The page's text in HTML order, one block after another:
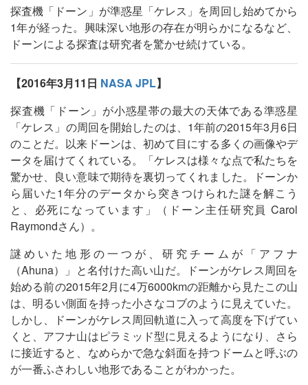
探査機「ドーン」が準惑星「ケレス」を周回し始めてから
1年が経った。興味深い地形の存在が明らかになるなど、
ドーンによる探査は研究者を驚かせ続けている。
【2016年3月11日 NASA JPL】
探査機「ドーン」が小惑星帯の最大の天体である準惑星
「ケレス」の周回を開始したのは、1年前の2015年3月6日
のことだ。以来ドーンは、初めて目にする多くの画像やデ
ータを届けてくれている。「ケレスは様々な点で私たちを
驚かせ、良い意味で期待を裏切ってくれました。ドーンか
ら届いた1年分のデータから突きつけられた謎を解こう
と、必死になっています」（ドーン主任研究員 Carol
Raymondさん）。
謎めいた地形の一つが、研究チームが「アフナ
（Ahuna）」と名付けた高い山だ。ドーンがケレス周回を
始める前の2015年2月に4万6000kmの距離から見たこの山
は、明るい側面を持った小さなコブのように見えていた。
しかし、ドーンがケレス周回軌道に入って高度を下げてい
くと、アフナ山はピラミッド型に見えるようになり、さら
に接近すると、なめらかで急な斜面を持つドームと呼ぶの
が一番ふさわしい地形であることがわかった。